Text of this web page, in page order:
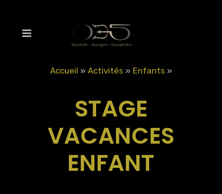
Accueil » Activités » Enfants »
STAGE
VACANCES
ENFANT